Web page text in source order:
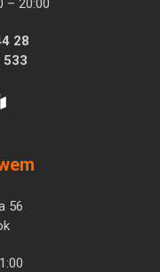
– 20:00
28
533
56